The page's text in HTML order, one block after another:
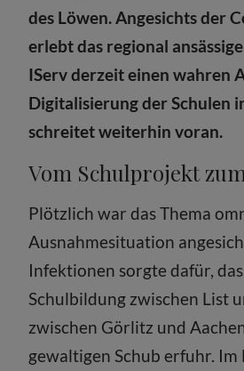
des Löwen. Angesichts der
erlebt das regional
IServ derzeit einen wahren
Digitalisierung der Schulen
schreitet weiterhin voran.
Vom Schulprojekt
Plötzlich war das Thema
Ausnahmesituation
Infektionen sorgte dafür,
Schulbildung zwischen List
zwischen Görlitz und
gewaltigen Schub erfuhr.